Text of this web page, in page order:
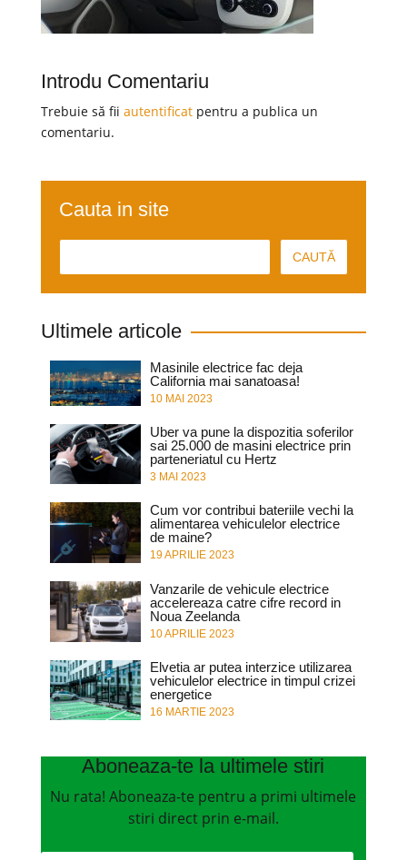
Introdu Comentariu
Trebuie să fii autentificatpentru a publica un
comentariu.
Cauta in site
Ultimele articole
Masinile electrice fac deja
California mai sanatoasa!
10 MAI 2023
Uber va pune la dispozitia soferilor
sai 25.000 de masini electrice prin
parteneriatul cu Hertz
3 MAI 2023
Cum vor contribui bateriile vechi la
alimentarea vehiculelor electrice
de maine?
19 APRILIE 2023
Vanzarile de vehicule electrice
accelereaza catre cifre record in
Noua Zeelanda
10 APRILIE 2023
Elvetia ar putea interzice utilizarea
vehiculelor electrice in timpul crizei
energetice
16 MARTIE 2023
Aboneaza-te la ultimele stiri
Nu rata! Aboneaza-te pentru a primi ultimele
stiri direct prin e-mail.